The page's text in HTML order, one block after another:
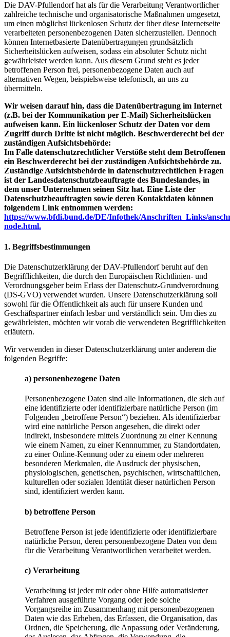
Die DAV-Pfullendorf hat als für die Verarbeitung Verantwortlicher
zahlreiche technische und organisatorische Maßnahmen umgesetzt,
um einen möglichst lückenlosen Schutz der über diese Internetseite
verarbeiteten personenbezogenen Daten sicherzustellen. Dennoch
können Internetbasierte Datenübertragungen grundsätzlich
Sicherheitslücken aufweisen, sodass ein absoluter Schutz nicht
gewährleistet werden kann. Aus diesem Grund steht es jeder
betroffenen Person frei, personenbezogene Daten auch auf
alternativen Wegen, beispielsweise telefonisch, an uns zu
übermitteln.
Wir weisen darauf hin, dass die Datenübertragung im Internet
(z.B. bei der Kommunikation per E-Mail) Sicherheitslücken
aufweisen kann. Ein lückenloser Schutz der Daten vor dem
Zugriff durch Dritte ist nicht möglich. Beschwerderecht bei der
zuständigen Aufsichtsbehörde:
Im Falle datenschutzrechtlicher Verstöße steht dem Betroffenen
ein Beschwerderecht bei der zuständigen Aufsichtsbehörde zu.
Zuständige Aufsichtsbehörde in datenschutzrechtlichen Fragen
ist der Landesdatenschutzbeauftragte des Bundeslandes, in
dem unser Unternehmen seinen Sitz hat. Eine Liste der
Datenschutzbeauftragten sowie deren Kontaktdaten können
folgendem Link entnommen werden:
https://www.bfdi.bund.de/DE/Infothek/Anschriften_Links/
node.html.
1. Begriffsbestimmungen
Die Datenschutzerklärung der DAV-Pfullendorf beruht auf den
Begrifflichkeiten, die durch den Europäischen Richtlinien- und
Verordnungsgeber beim Erlass der Datenschutz-Grundverordnung
(DS-GVO) verwendet wurden. Unsere Datenschutzerklärung soll
sowohl für die Öffentlichkeit als auch für unsere Kunden und
Geschäftspartner einfach lesbar und verständlich sein. Um dies zu
gewährleisten, möchten wir vorab die verwendeten Begrifflichkeiten
erläutern.
Wir verwenden in dieser Datenschutzerklärung unter anderem die
folgenden Begriffe:
a) personenbezogene Daten
Personenbezogene Daten sind alle Informationen, die sich auf
eine identifizierte oder identifizierbare natürliche Person (im
Folgenden „betroffene Person“) beziehen. Als identifizierbar
wird eine natürliche Person angesehen, die direkt oder
indirekt, insbesondere mittels Zuordnung zu einer Kennung
wie einem Namen, zu einer Kennnummer, zu Standortdaten,
zu einer Online-Kennung oder zu einem oder mehreren
besonderen Merkmalen, die Ausdruck der physischen,
physiologischen, genetischen, psychischen, wirtschaftlichen,
kulturellen oder sozialen Identität dieser natürlichen Person
sind, identifiziert werden kann.
b) betroffene Person
Betroffene Person ist jede identifizierte oder identifizierbare
natürliche Person, deren personenbezogene Daten von dem
für die Verarbeitung Verantwortlichen verarbeitet werden.
c) Verarbeitung
Verarbeitung ist jeder mit oder ohne Hilfe automatisierter
Verfahren ausgeführte Vorgang oder jede solche
Vorgangsreihe im Zusammenhang mit personenbezogenen
Daten wie das Erheben, das Erfassen, die Organisation, das
Ordnen, die Speicherung, die Anpassung oder Veränderung,